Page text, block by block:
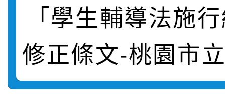
畫影片一案
劇比賽實施要點」及修
表
轉知：桃園市115年度
敬師藝文競賽』實施計
【甄選結果(第11招)】
【甄選結果(第3招)】
「學生輔導法施
修正條文-桃園市